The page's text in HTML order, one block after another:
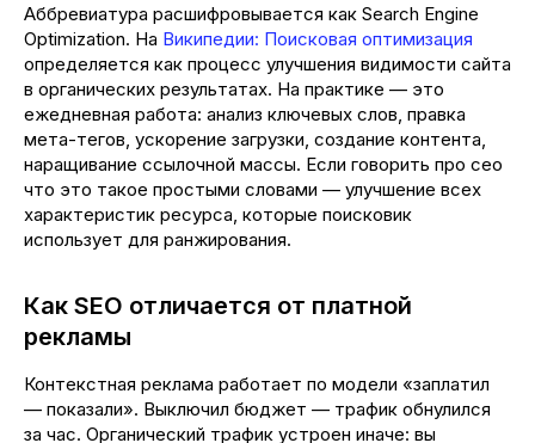
Аббревиатура расшифровывается как Search Engine
Optimization. На Википедии: Поисковая оптимизация
определяется как процесс улучшения видимости сайта
в органических результатах. На практике — это
ежедневная работа: анализ ключевых слов, правка
мета-тегов, ускорение загрузки, создание контента,
наращивание ссылочной массы. Если говорить про сео
что это такое простыми словами — улучшение всех
характеристик ресурса, которые поисковик
использует для ранжирования.
Как SEO отличается от платной
рекламы
Контекстная реклама работает по модели «заплатил
— показали». Выключил бюджет — трафик обнулился
за час. Органический трафик устроен иначе: вы